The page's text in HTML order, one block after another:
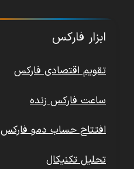
ابزار فارکس
تقویم اقتصادی فارکس
ساعت فارکس زنده
افتتاح حساب دمو فارکس
تحلیل تکنیکال